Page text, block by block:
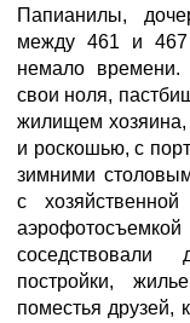
Папианилы,
между 461 и 467
немало
свои ноля,
жилищем
и роскошью, с
зимними
с
постройки,
поместья